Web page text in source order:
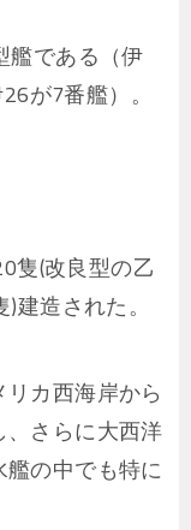
艦である（伊
が7番艦）。
隻(改良型の乙
造された。
カ西海岸から
さらに大西洋
の中でも特に